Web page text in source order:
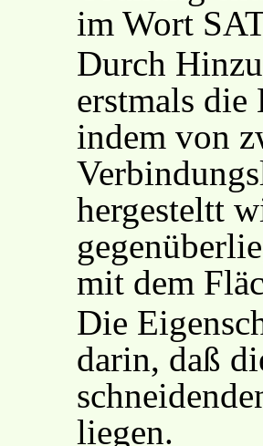
im Wort
Durch
erstmals
indem von
hergesteltt
mit dem
Die
darin, daß
liegen.